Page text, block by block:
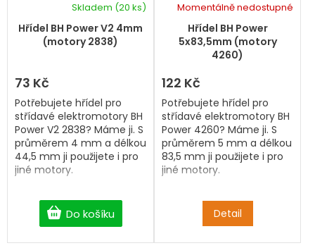
Hřídel BH Power V2 4mm
(motory 2838)
Skladem (20 ks)
73 Kč
Do košíku
Potřebujete hřídel pro
střídavé elektromotory BH
Power V2 2838? Máme ji. S
průměrem 4 mm a délkou
44,5 mm ji použijete i pro
jiné motory.
Hřídel BH Power
5x83,5mm (motory
4260)
Momentálně nedostupné
122 Kč
Detail
Potřebujete hřídel pro
střídavé elektromotory BH
Power 4260? Máme ji. S
průměrem 5 mm a délkou
83,5 mm ji použijete i pro
jiné motory.